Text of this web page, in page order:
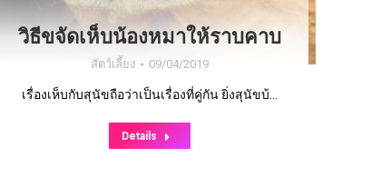
วิธีขจัดเห็บน้องหมาให้ราบคาบ
สัตว์เลี้ยง 09/04/2019
เรื่องเห็บกับสุนัขถือว่าเป็นเรื่องที่คู่กัน ยิ่งสุนัขบ้…
Details